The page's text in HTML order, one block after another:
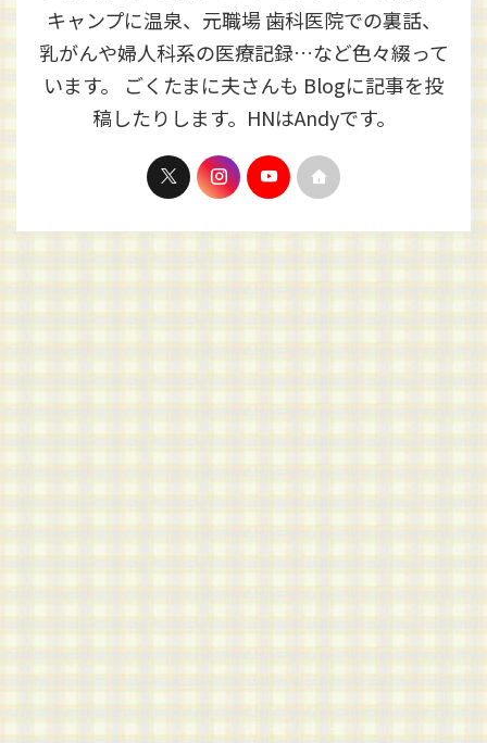
キャンプに温泉、元職場 歯科医院での裏話、
乳がんや婦人科系の医療記録…など色々綴って
います。 ごくたまに夫さんも Blogに記事を投
稿したりします。HNはAndyです。